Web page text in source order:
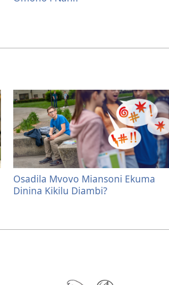
Osadila Mvovo Miansoni Ekuma
Dinina Kikilu Diambi?